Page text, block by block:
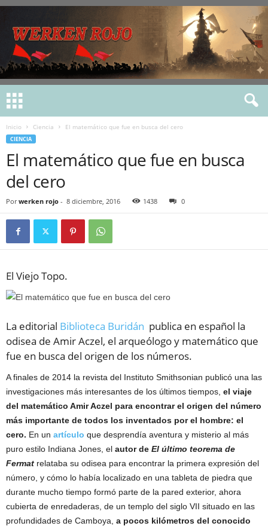
Inicio Ciencia El matemático que fue en busca del cero
CIENCIA
El matemático que fue en busca
del cero
Por werken rojo - 8 diciembre, 2016 1438 0
El Viejo Topo.
La editorial Biblioteca Buridán publica en español la
odisea de Amir Aczel, el arqueólogo y matemático que
fue en busca del origen de los números.
A finales de 2014 la revista del Instituto Smithsonian publicó una las
investigaciones más interesantes de los últimos tiempos, el viaje
del matemático Amir Aczel para encontrar el origen del número
más importante de todos los inventados por el hombre: el
cero. En un artículo que desprendía aventura y misterio al más
puro estilo Indiana Jones, el autor de El último teorema de
Fermat relataba su odisea para encontrar la primera expresión del
número, y cómo lo había localizado en una tableta de piedra que
durante mucho tiempo formó parte de la pared exterior, ahora
cubierta de enredaderas, de un templo del siglo VII situado en las
profundidades de Camboya, a pocos kilómetros del conocido